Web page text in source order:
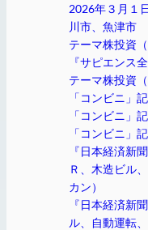
2026年３月１
川市、魚津市
テーマ株投資
『サピエンス
テーマ株投資
「コンビニ」
「コンビニ」
「コンビニ」
『日本経済新
Ｒ、木造ビル
カン）
『日本経済新
ル、自動運転